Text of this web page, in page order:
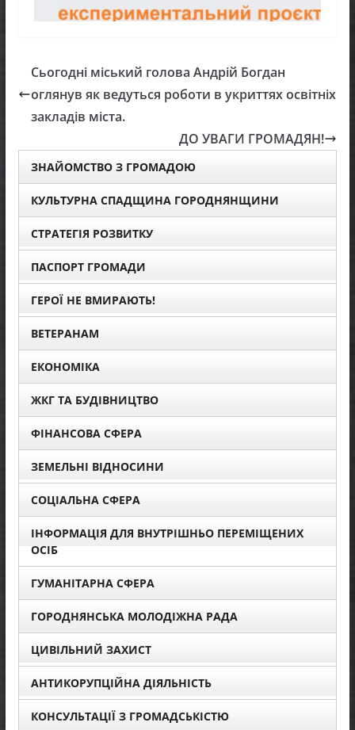
Сьогодні міський голова Андрій Богдан
оглянув як ведуться роботи в укриттях освітніх
закладів міста.
ДО УВАГИ ГРОМАДЯН!
ЗНАЙОМСТВО З ГРОМАДОЮ
КУЛЬТУРНА СПАДЩИНА ГОРОДНЯНЩИНИ
СТРАТЕГІЯ РОЗВИТКУ
ПАСПОРТ ГРОМАДИ
ГЕРОЇ НЕ ВМИРАЮТЬ!
ВЕТЕРАНАМ
ЕКОНОМІКА
ЖКГ ТА БУДІВНИЦТВО
ФІНАНСОВА СФЕРА
ЗЕМЕЛЬНІ ВІДНОСИНИ
СОЦІАЛЬНА СФЕРА
ІНФОРМАЦІЯ ДЛЯ ВНУТРІШНЬО ПЕРЕМІЩЕНИХ
ОСІБ
ГУМАНІТАРНА СФЕРА
ГОРОДНЯНСЬКА МОЛОДІЖНА РАДА
ЦИВІЛЬНИЙ ЗАХИСТ
АНТИКОРУПЦІЙНА ДІЯЛЬНІСТЬ
КОНСУЛЬТАЦІЇ З ГРОМАДСЬКІСТЮ